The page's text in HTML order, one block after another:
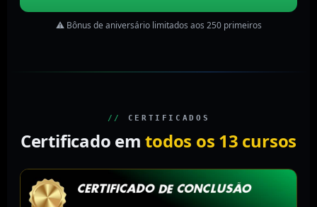
⚠️ Bônus de aniversário limitados aos 250 primeiros
// CERTIFICADOS
Certificado emtodos os 13 cursos